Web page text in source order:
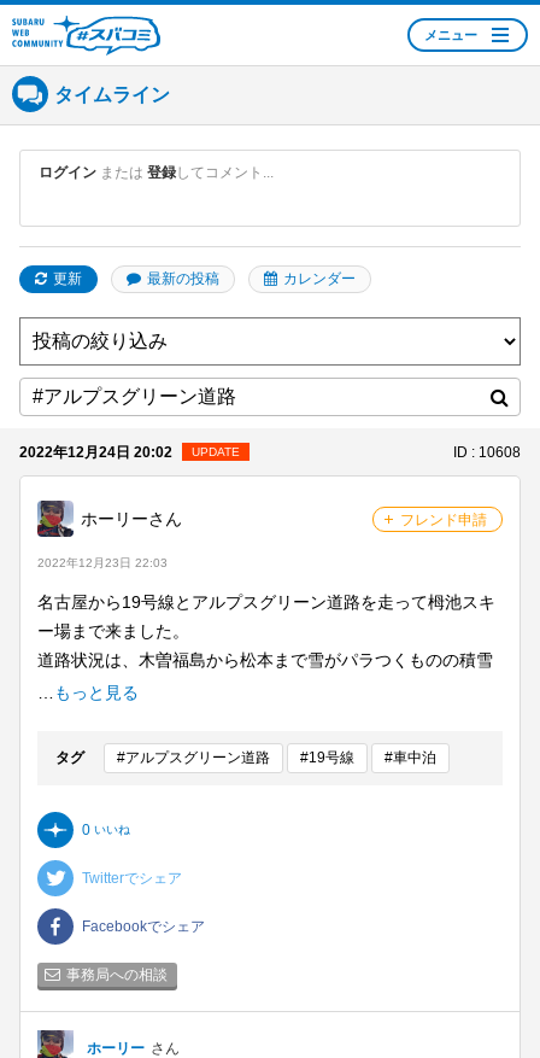
SUBARU WEB
COMMUNITY #スバコ
ミ
メニュー
タイムライン
ログイン または 登録 してコメント...
更新 最新の投稿 カレンダー
2022年12月24日 20:02 UPDATE ID : 10608
ホーリーさん フレンド申請
2022年12月23日 22:03
名古屋から19号線とアルプスグリーン道路を走って栂池スキ
ー場まで来ました。
道路状況は、木曽福島から松本まで雪がパラつくものの積雪
は無く濡れている程度でした。途中の道の駅 「今井恵みの
は積雪ありませんでし、松本から大町までは路面も乾燥して
ました。白馬村に入ってようやく路面に積雪が1センチ程度あ
した。
とはいえ凍結路面もありそうなので慎重に運転してきまし
た。
今日からスキー場でリゾートバイトの寮生活となります。休
日は近場のスキー場に遠征してスキーで滑りまくります。
もっと見る
タグ #アルプスグリーン道路 #19号線 #車中泊
0 いいね
Twitterでシェア
Facebookでシェア
事務局への相談
ホーリー さん